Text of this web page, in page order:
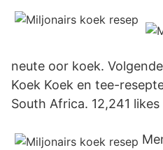
neute oor koek.
Koek Koek en tee-
South Africa. 12,241